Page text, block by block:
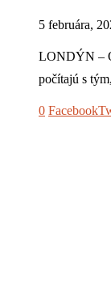
5 februára,
LONDÝN –
počítajú s
0 Facebook